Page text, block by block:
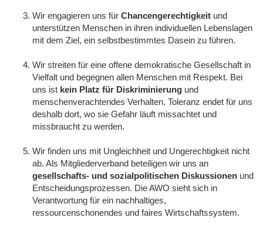
Wir engagieren uns für Chancengerechtigkeit und
unterstützen Menschen in ihren individuellen Lebenslagen
mit dem Ziel, ein selbstbestimmtes Dasein zu führen.
Wir streiten für eine offene demokratische Gesellschaft in
Vielfalt und begegnen allen Menschen mit Respekt. Bei
uns ist kein Platz für Diskriminierung und
menschenverachtendes Verhalten. Toleranz endet für uns
deshalb dort, wo sie Gefahr läuft missachtet und
missbraucht zu werden.
Wir finden uns mit Ungleichheit und Ungerechtigkeit nicht
ab. Als Mitgliederverband beteiligen wir uns an
gesellschafts- und sozialpolitischen Diskussionen und
Entscheidungsprozessen. Die AWO sieht sich in
Verantwortung für ein nachhaltiges,
ressourcenschonendes und faires Wirtschaftssystem.